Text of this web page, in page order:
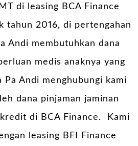
di leasing BCA Finance
tahun 2016, di pertengahan
Andi membutuhkan dana
medis anaknya yang
Pa Andi menghubungi kami
dana pinjaman jaminan
di BCA Finance. Kami
leasing BFI Finance